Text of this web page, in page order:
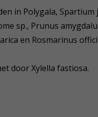
in Polygala,
sp., Prunus
en Rosmarinus
door Xylella fastiosa.